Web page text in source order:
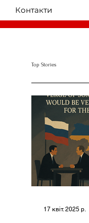
Контакти
Top Stories
17 квіт. 2025 р.